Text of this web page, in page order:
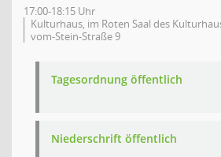
17:00-18:15 Uhr
Kulturhaus, im Roten Saal des
vom-Stein-Straße 9
Tagesordnung öffentlich
Niederschrift öffentlich